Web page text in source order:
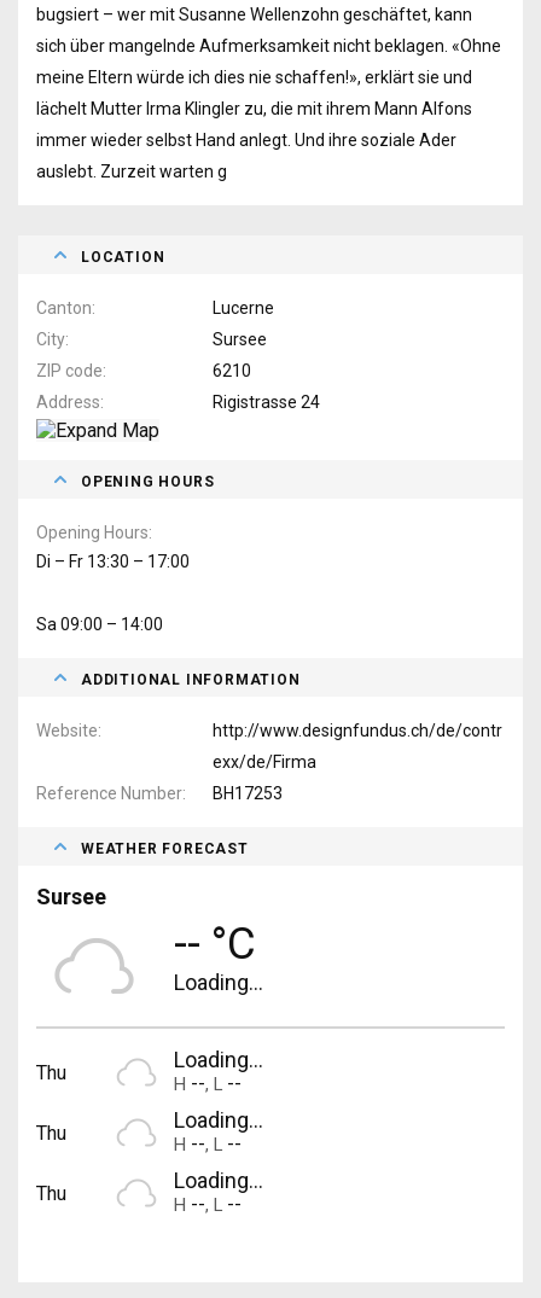
bugsiert – wer mit Susanne Wellenzohn geschäftet, kann
sich über mangelnde Aufmerksamkeit nicht beklagen. «Ohne
meine Eltern würde ich dies nie schaffen!», erklärt sie und
lächelt Mutter Irma Klingler zu, die mit ihrem Mann Alfons
immer wieder selbst Hand anlegt. Und ihre soziale Ader
auslebt. Zurzeit warten g
LOCATION
Canton
Lucerne
City
Sursee
ZIP code
6210
Address
Rigistrasse 24
OPENING HOURS
Opening Hours
Di – Fr 13:30 – 17:00
Sa 09:00 – 14:00
ADDITIONAL INFORMATION
Website
http://www.designfundus.ch/de/contr
exx/de/Firma
Reference Number
BH17253
WEATHER FORECAST
Sursee
-- °C
Loading...
Thu
Loading...
H --, L --
Thu
Loading...
H --, L --
Thu
Loading...
H --, L --